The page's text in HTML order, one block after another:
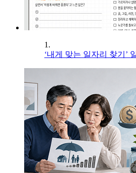
1.
‘내게 맞는 일자리 찾기’